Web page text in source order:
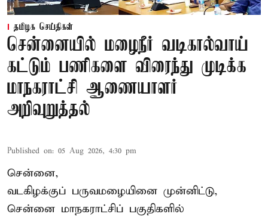
தமிழக செய்திகள்
சென்னையில் மழைநீர் வடிகால்வாய்
கட்டும் பணிகளை விரைந்து முடிக்க
மாநகராட்சி ஆணையாளர்
அறிவுறுத்தல்
Published on: 05 Aug 2026, 4:30 pm
சென்னை,
வடகிழக்குப் பருவமழையினை முன்னிட்டு,
சென்னை மாநகராட்சிப் பகுதிகளில்